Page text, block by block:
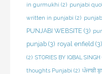
in gurmukhi (2) punjabi
written in punjabi (2)
PUNJABI WEBSITE (3)
punjab (3) royal enfield (3)
(2) STORIES BY IQBAL SINGH
thoughts Punjabi (2) ਪੰਜਾਬੀ